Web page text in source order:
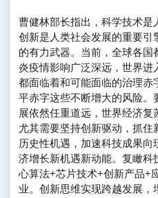
曹健林部长指出，科学技术
创新是人类社会发展的重要
的有力武器。当前，全球各
炎疫情影响广泛深远，世界
都面临着和可能面临的治理
平赤字这些不断增大的风险
展依然任重道远，世界经济复
尤其需要坚持创新驱动，抓
历史性机遇，加速科技成果
济增长新机遇新动能。复瞰科
心算法+芯片技术+创新产品+
业。创新思维实现跨越发展，